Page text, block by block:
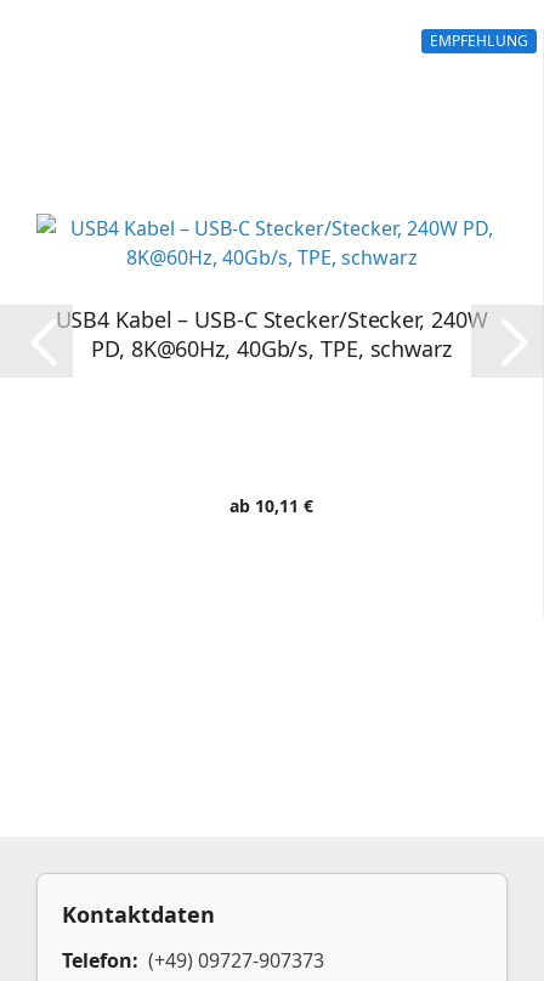
EMPFEHLUNG
USB4 Kabel – USB-C Stecker/Stecker, 240W
PD, 8K@60Hz, 40Gb/s, TPE, schwarz
ab 10,11 €
Kontaktdaten
Telefon: (+49) 09727-907373